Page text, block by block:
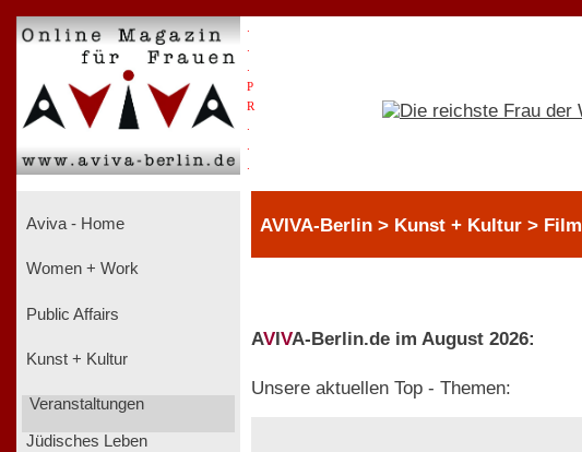
P
R
Aviva - Home
Women + Work
Public Affairs
Kunst + Kultur
Veranstaltungen
Jüdisches Leben
AVIVA-Berlin > Kunst + Kultur > Film
AVIVA-Berlin.de im August 2026:
Unsere aktuellen Top - Themen: